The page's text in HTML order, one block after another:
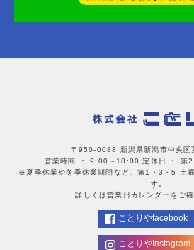
〒950-0088 新潟県新潟市中央区
営業時間 ： 9:00～18:00 定休日 ： 第2
※夏季休業や冬季休業期間など、第1・3・5 土
す。
詳しくは営業日カレンダーをご確
ことりやfacebook
ことりやInstagram